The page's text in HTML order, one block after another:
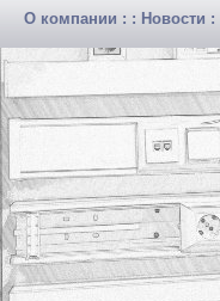
О компании : : Новости :